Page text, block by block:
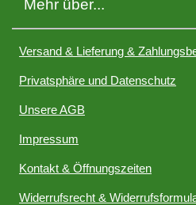
Mehr über...
Versand & Lieferung &
Privatsphäre und Datenschutz
Unsere AGB
Impressum
Kontakt & Öffnungszeiten
Widerrufsrecht &